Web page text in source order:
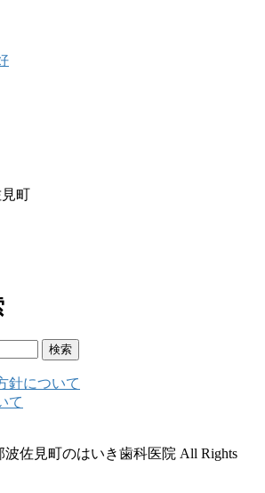
町
針について
て
波佐見町のはいき歯科医院 All Rights